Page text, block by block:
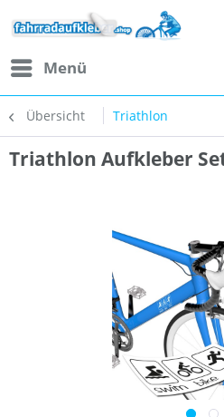
Menü
Übersicht Triathlon
Triathlon Aufkleber